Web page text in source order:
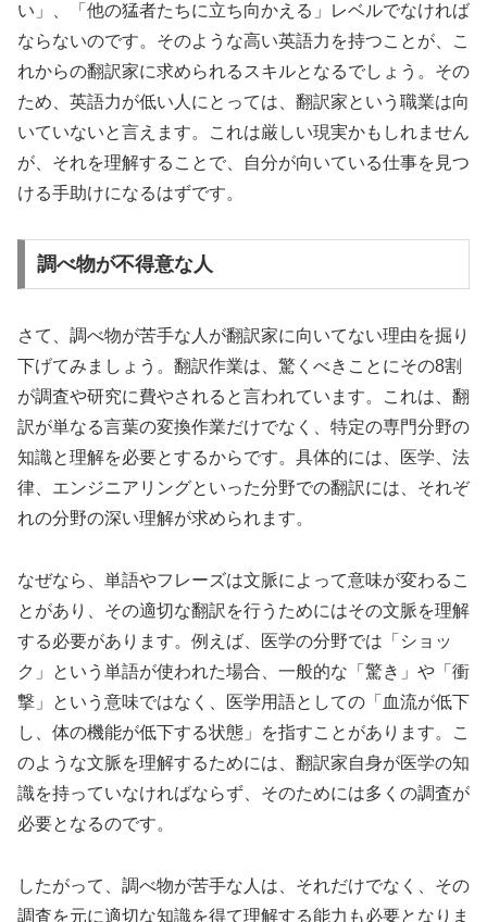
い」、「他の猛者たちに立ち向かえる」レベルでなければ
ならないのです。そのような高い英語力を持つことが、こ
れからの翻訳家に求められるスキルとなるでしょう。その
ため、英語力が低い人にとっては、翻訳家という職業は向
いていないと言えます。これは厳しい現実かもしれません
が、それを理解することで、自分が向いている仕事を見つ
ける手助けになるはずです。
調べ物が不得意な人
さて、調べ物が苦手な人が翻訳家に向いてない理由を掘り
下げてみましょう。翻訳作業は、驚くべきことにその8割
が調査や研究に費やされると言われています。これは、翻
訳が単なる言葉の変換作業だけでなく、特定の専門分野の
知識と理解を必要とするからです。具体的には、医学、法
律、エンジニアリングといった分野での翻訳には、それぞ
れの分野の深い理解が求められます。
なぜなら、単語やフレーズは文脈によって意味が変わるこ
とがあり、その適切な翻訳を行うためにはその文脈を理解
する必要があります。例えば、医学の分野では「ショッ
ク」という単語が使われた場合、一般的な「驚き」や「衝
撃」という意味ではなく、医学用語としての「血流が低下
し、体の機能が低下する状態」を指すことがあります。こ
のような文脈を理解するためには、翻訳家自身が医学の知
識を持っていなければならず、そのためには多くの調査が
必要となるのです。
したがって、調べ物が苦手な人は、それだけでなく、その
調査を元に適切な知識を得て理解する能力も必要となりま